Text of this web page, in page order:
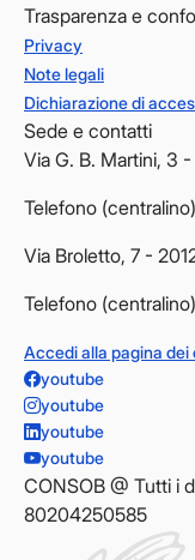
Trasparenza e
Privacy
Note legali
Dichiarazione di
Sede e contatti
Via G. B. Martini, 3
Telefono
Via Broletto, 7 -
Telefono
Accedi alla pagina
youtube
youtube
youtube
youtube
CONSOB @ Tutti i
80204250585